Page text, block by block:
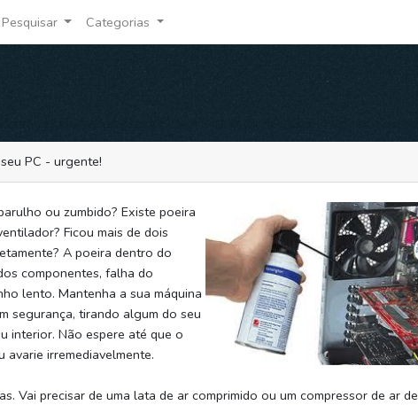
Pesquisar Categorias
PC - urgente!
ou zumbido? Existe poeira
Ficou mais de dois
A poeira dentro do
componentes, falha do
lento. Mantenha a sua máquina
segurança, tirando algum do seu
interior. Não espere até que o
irremediavelmente.
Vai precisar de uma lata de ar comprimido ou um compressor de ar de